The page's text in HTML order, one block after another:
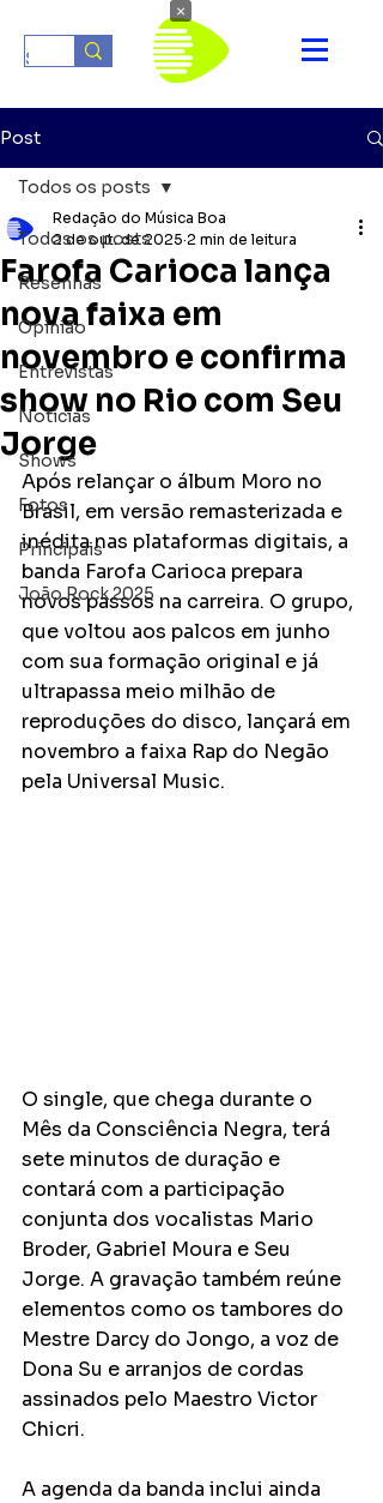
Post
Todos os posts
Resenhas
Opinião
Entrevistas
Notícias
Shows
Fotos
Principais
João Rock 2025
Todos os posts
Farofa Carioca lança
nova faixa em
novembro e confirma
show no Rio com Seu
Jorge
Redação do Música Boa
2 de out. de 2025 2 min de leitura
Após relançar o álbum Moro no
Brasil, em versão remasterizada e
inédita nas plataformas digitais, a
banda Farofa Carioca prepara
novos passos na carreira. O grupo,
que voltou aos palcos em junho
com sua formação original e já
ultrapassa meio milhão de
reproduções do disco, lançará em
novembro a faixa Rap do Negão
pela Universal Music.
O single, que chega durante o
Mês da Consciência Negra, terá
sete minutos de duração e
contará com a participação
conjunta dos vocalistas Mario
Broder, Gabriel Moura e Seu
Jorge. A gravação também reúne
elementos como os tambores do
Mestre Darcy do Jongo, a voz de
Dona Su e arranjos de cordas
assinados pelo Maestro Victor
Chicri.
A agenda da banda inclui ainda
×